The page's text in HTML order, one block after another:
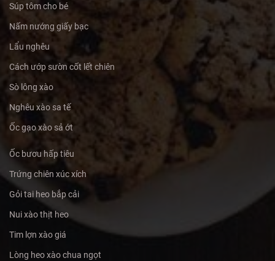
Súp tôm cho bé
Nấm nướng giấy bạc
Lẩu nghêu
Cách ướp sườn cốt lết chiên
Sò lông xào
Nghêu xào sa tế
Ốc gạo xào sả ớt
Ốc bươu hấp tiêu
Trứng chiên xúc xích
Gỏi tai heo bắp cải
Nui xào thịt heo
Tim lợn xào giá
Lòng heo xào chua ngọt